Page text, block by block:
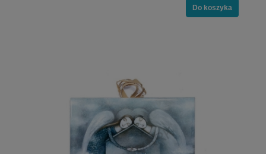
Do koszyka